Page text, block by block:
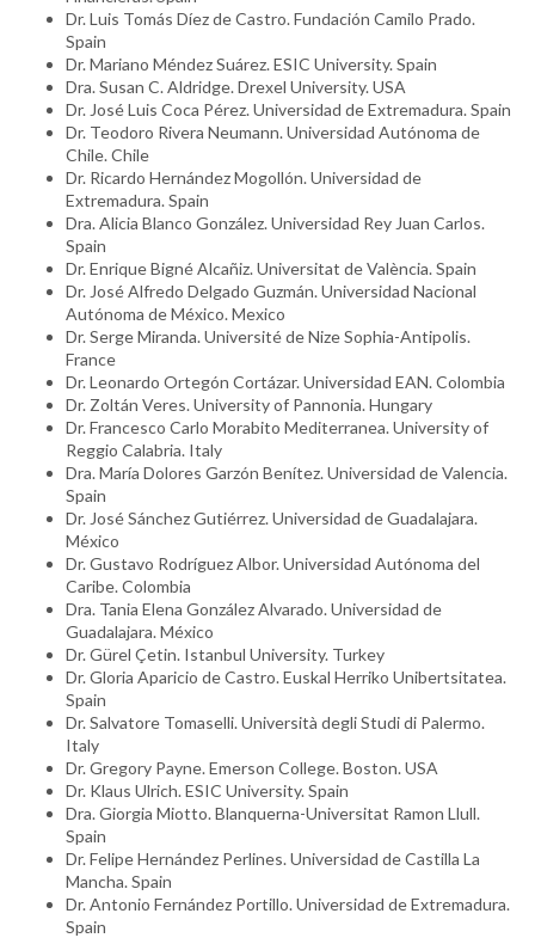
Dr. Luis Tomás Díez de Castro. Fundación Camilo Prado.
Spain
Dr. Mariano Méndez Suárez. ESIC University. Spain
Dra. Susan C. Aldridge. Drexel University. USA
Dr. José Luis Coca Pérez. Universidad de Extremadura. Spain
Dr. Teodoro Rivera Neumann. Universidad Autónoma de
Chile. Chile
Dr. Ricardo Hernández Mogollón. Universidad de
Extremadura. Spain
Dra. Alicia Blanco González. Universidad Rey Juan Carlos.
Spain
Dr. Enrique Bigné Alcañiz. Universitat de València. Spain
Dr. José Alfredo Delgado Guzmán. Universidad Nacional
Autónoma de México. Mexico
Dr. Serge Miranda. Université de Nize Sophia-Antipolis.
France
Dr. Leonardo Ortegón Cortázar. Universidad EAN. Colombia
Dr. Zoltán Veres. University of Pannonia. Hungary
Dr. Francesco Carlo Morabito Mediterranea. University of
Reggio Calabria. Italy
Dra. María Dolores Garzón Benítez. Universidad de Valencia.
Spain
Dr. José Sánchez Gutiérrez. Universidad de Guadalajara.
México
Dr. Gustavo Rodríguez Albor. Universidad Autónoma del
Caribe. Colombia
Dra. Tania Elena González Alvarado. Universidad de
Guadalajara. México
Dr. Gürel Çetin. Istanbul University. Turkey
Dr. Gloria Aparicio de Castro. Euskal Herriko Unibertsitatea.
Spain
Dr. Salvatore Tomaselli. Università degli Studi di Palermo.
Italy
Dr. Gregory Payne. Emerson College. Boston. USA
Dr. Klaus Ulrich. ESIC University. Spain
Dra. Giorgia Miotto. Blanquerna-Universitat Ramon Llull.
Spain
Dr. Felipe Hernández Perlines. Universidad de Castilla La
Mancha. Spain
Dr. Antonio Fernández Portillo. Universidad de Extremadura.
Spain